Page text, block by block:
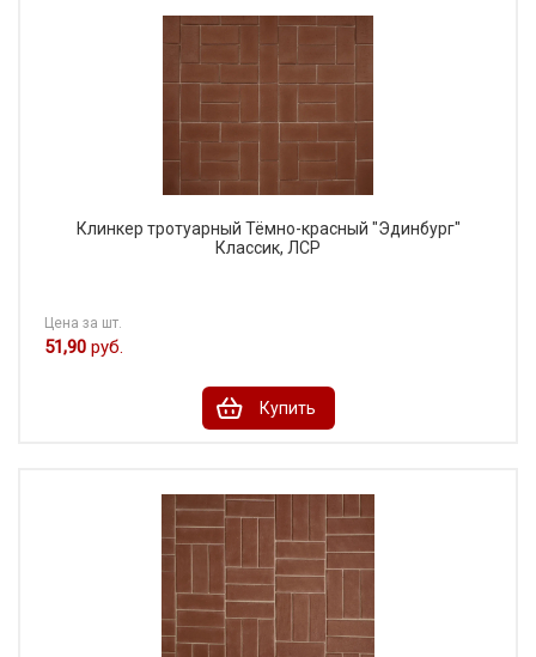
Клинкер тротуарный Тёмно-красный "Эдинбург"
Классик, ЛСР
Цена за шт.
51,90 руб.
Купить